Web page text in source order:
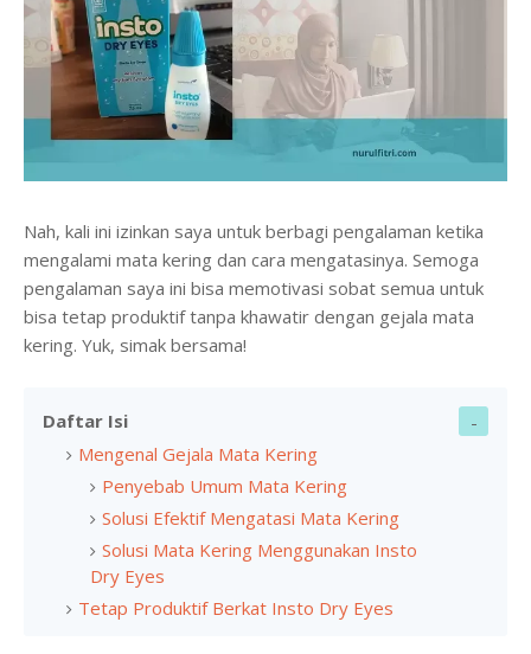
Nah, kali ini izinkan saya untuk berbagi pengalaman ketika
mengalami mata kering dan cara mengatasinya. Semoga
pengalaman saya ini bisa memotivasi sobat semua untuk
bisa tetap produktif tanpa khawatir dengan gejala mata
kering. Yuk, simak bersama!
Daftar Isi
Mengenal Gejala Mata Kering
Penyebab Umum Mata Kering
Solusi Efektif Mengatasi Mata Kering
Solusi Mata Kering Menggunakan Insto
Dry Eyes
Tetap Produktif Berkat Insto Dry Eyes